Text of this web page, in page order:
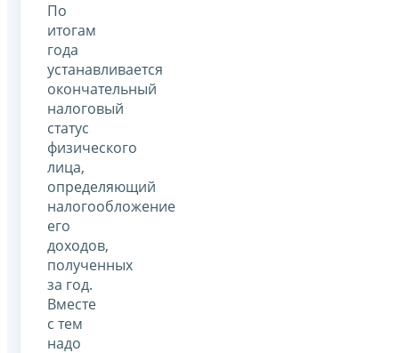
По
итогам
года
устанавливается
окончательный
налоговый
статус
физического
лица,
определяющий
налогообложение
его
доходов,
полученных
за год.
Вместе
с тем
надо